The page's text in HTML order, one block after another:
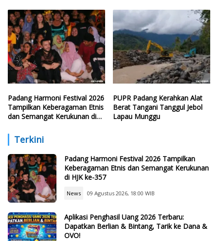
Padang Harmoni Festival 2026
Tampilkan Keberagaman Etnis
dan Semangat Kerukunan di
PUPR Padang Kerahkan Alat
Berat Tangani Tanggul Jebol
Lapau Munggu
Terkini
Padang Harmoni Festival 2026 Tampilkan
Keberagaman Etnis dan Semangat Kerukunan
di HJK ke-357
News 09 Agustus 2026, 18:00 WIB
Aplikasi Penghasil Uang 2026 Terbaru:
Dapatkan Berlian & Bintang, Tarik ke Dana &
OVO!